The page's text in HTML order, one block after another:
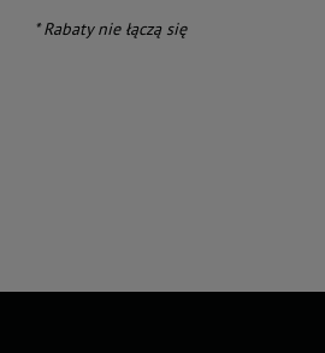
* Rabaty nie łączą się